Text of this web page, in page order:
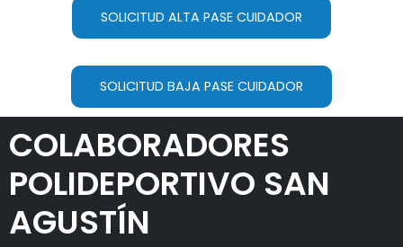
SOLICITUD ALTA PASE CUIDADOR
SOLICITUD BAJA PASE CUIDADOR
COLABORADORES
POLIDEPORTIVO SAN
AGUSTÍN